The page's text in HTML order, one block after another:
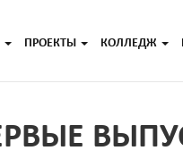
ПРОЕКТЫ КОЛЛЕДЖ